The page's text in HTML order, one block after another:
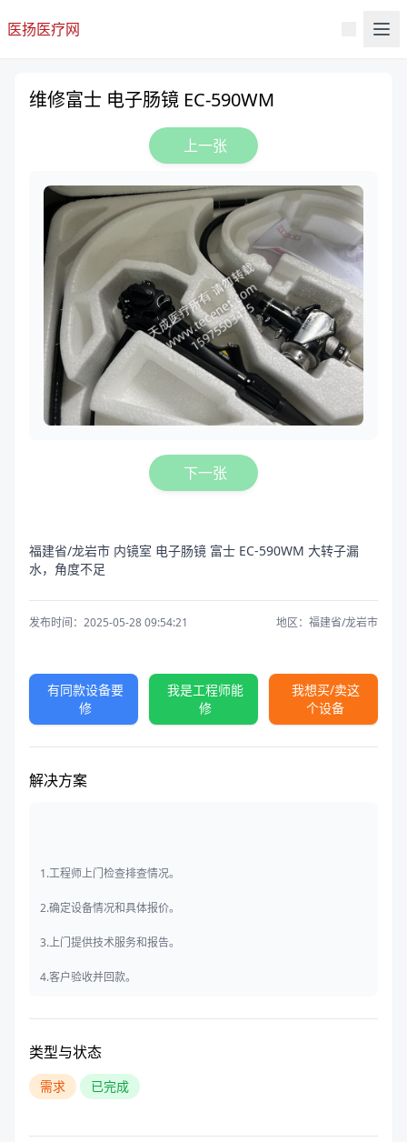
医扬医疗网
维修富士 电子肠镜 EC-590WM
上一张
下一张
福建省/龙岩市 内镜室 电子肠镜 富士 EC-590WM 大转子漏
水，角度不足
发布时间：2025-05-28 09:54:21 地区：福建省/龙岩市
有同款设备要
修
我是工程师能
修
我想买/卖这
个设备
解决方案
1.工程师上门检查排查情况。
2.确定设备情况和具体报价。
3.上门提供技术服务和报告。
4.客户验收并回款。
类型与状态
需求 已完成